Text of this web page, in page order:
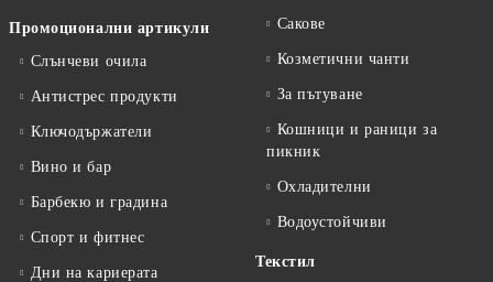
Промоционални артикули
Слънчеви очила
Антистрес продукти
Ключодържатели
Вино и бар
Барбекю и градина
Спорт и фитнес
Дни на кариерата
Сакове
Козметични чанти
За пътуване
Кошници и раници за
пикник
Охладителни
Водоустойчиви
Текстил